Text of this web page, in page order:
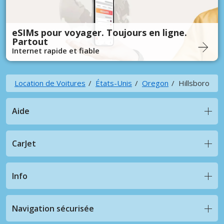
eSIMs pour voyager. Toujours en ligne.
Partout
Internet rapide et fiable
Location de Voitures États-Unis Oregon Hillsboro
Aide
CarJet
Info
Navigation sécurisée